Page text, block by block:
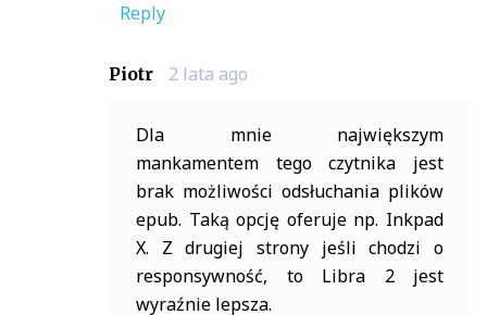
Reply
Piotr 2 lata ago
Dla mnie największym
mankamentem tego czytnika jest
brak możliwości odsłuchania plików
epub. Taką opcję oferuje np. Inkpad
X. Z drugiej strony jeśli chodzi o
responsywność, to Libra 2 jest
wyraźnie lepsza.